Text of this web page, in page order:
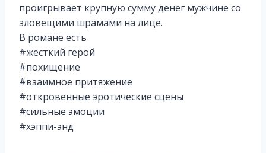
проигрывает крупную сумму денег мужчине со
зловещими шрамами на лице.
В романе есть
#жёсткий герой
#похищение
#взаимное притяжение
#откровенные эротические сцены
#сильные эмоции
#хэппи-энд